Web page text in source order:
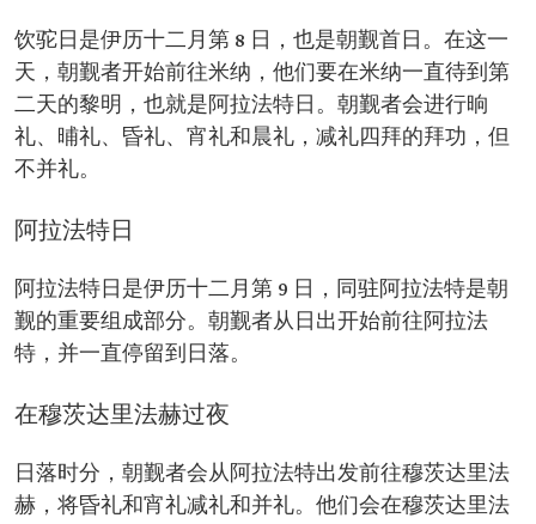
饮驼日是伊历十二月第 8 日，也是朝觐首日。在这一
天，朝觐者开始前往米纳，他们要在米纳一直待到第
二天的黎明，也就是阿拉法特日。朝觐者会进行晌
礼、晡礼、昏礼、宵礼和晨礼，减礼四拜的拜功，但
不并礼。
阿拉法特日
阿拉法特日是伊历十二月第 9 日，同驻阿拉法特是朝
觐的重要组成部分。朝觐者从日出开始前往阿拉法
特，并一直停留到日落。
在穆茨达里法赫过夜
日落时分，朝觐者会从阿拉法特出发前往穆茨达里法
赫，将昏礼和宵礼减礼和并礼。他们会在穆茨达里法